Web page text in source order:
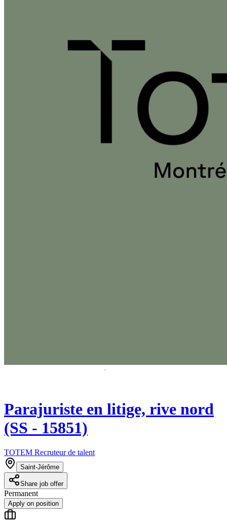
Parajuriste en litige, rive nord
(SS - 15851)
TOTEM Recruteur de talent
Saint-Jérôme
Share job offer
Permanent
Apply on position